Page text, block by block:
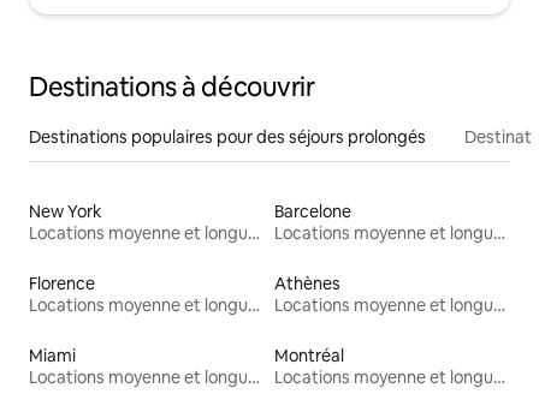
Destinations à découvrir
Destinations populaires pour des séjours prolongés
New York
Locations moyenne et longue durée
Barcelone
Locations moyenne et longue durée
Florence
Locations moyenne et longue durée
Athènes
Locations moyenne et longue durée
Miami
Locations moyenne et longue durée
Montréal
Locations moyenne et longue durée